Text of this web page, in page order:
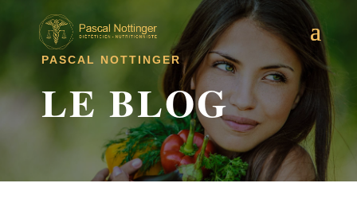
PASCAL NOTTINGER
LE BLOG